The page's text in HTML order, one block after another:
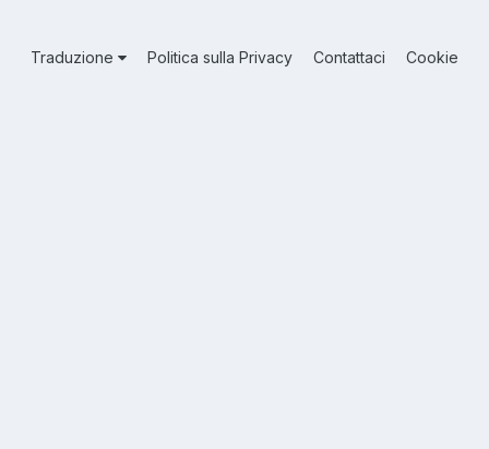
Traduzione Politica sulla Privacy Contattaci Cookie